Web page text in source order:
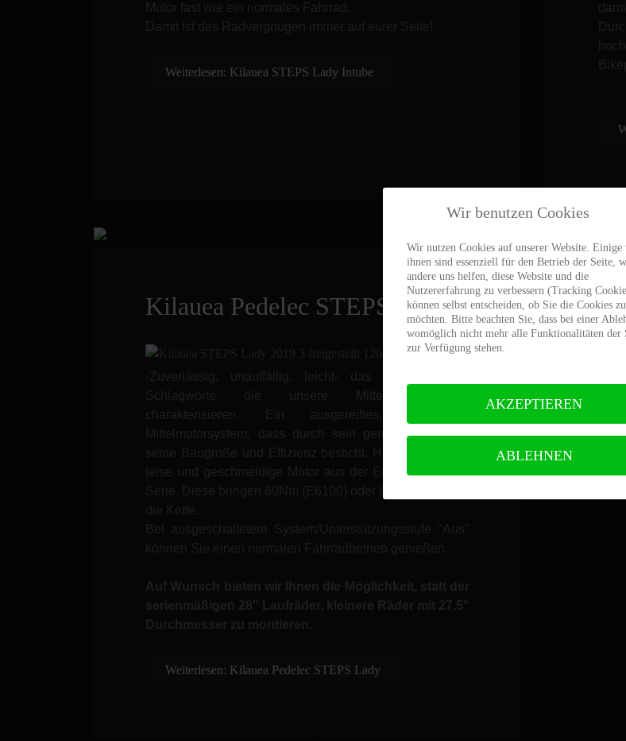
Motor fast wie ein normales Fahrrad.
Damit ist das Radvergnügen immer auf eurer Seite!
Weiterlesen: Kilauea STEPS Lady Intube
Kilauea Pedelec STEPS Lady
-Zuverlässig, unauffällig, leicht- das sind nur drei
Schlagworte die unsere Mittelmotorpedelecs
charakterisieren. Ein ausgereiftes, kompaktes
Mittelmotorsystem, dass durch sein geringes Gewicht,
seine Baugröße und Effizienz besticht. Herzstück ist der
leise und geschmeidige Motor aus der E6100 oder EP8
Serie. Diese bringen 60Nm (E6100) oder 85Nm (EP8) auf
die Kette.
Bei ausgeschaltetem System/Unterstützungsstufe "Aus"
können Sie einen normalen Fahrradbetrieb genießen.
Auf Wunsch bieten wir Ihnen die Möglichkeit, statt der
serienmäßigen 28" Laufräder, kleinere Räder mit 27,5"
Durchmesser zu montieren.
Weiterlesen: Kilauea Pedelec STEPS Lady
Wir benutzen Cookies
Wir nutzen Cookies auf unserer Website. Einige
ihnen sind essenziell für den Betrieb der Seite,
andere uns helfen, diese Website und die
Nutzererfahrung zu verbessern (Tracking
können selbst entscheiden, ob Sie die Cookies
möchten. Bitte beachten Sie, dass bei einer
womöglich nicht mehr alle Funktionalitäten der
zur Verfügung stehen.
AKZEPTIEREN
ABLEHNEN